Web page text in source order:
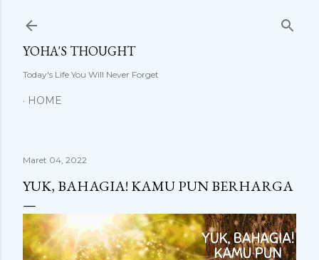
YOHA'S THOUGHT
Today's Life You Will Never Forget
HOME
Maret 04, 2022
YUK, BAHAGIA! KAMU PUN BERHARGA